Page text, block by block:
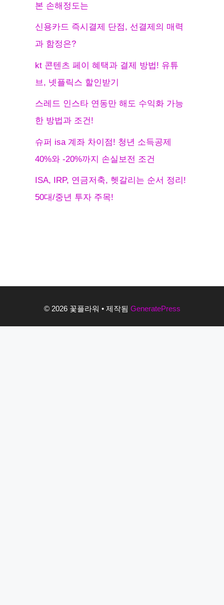
본 손해정도는
신용카드 즉시결제 단점, 선결제의 매력
과 함정은?
kt 콘텐츠 페이 혜택과 결제 방법! 유튜
브, 넷플릭스 할인받기
스레드 인스타 연동만 해도 수익화 가능
한 방법과 조건!
슈퍼 isa 계좌 차이점! 청년 소득공제
40%와 -20%까지 손실보전 조건
ISA, IRP, 연금저축, 헷갈리는 순서 정리!
50대/중년 투자 주목!
© 2026 꽃플라워 • 제작됨 GeneratePress